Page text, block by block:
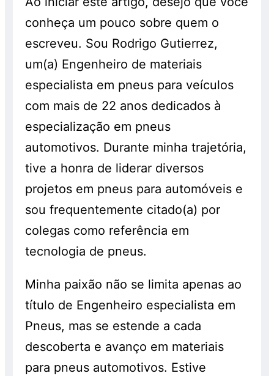
realizem os serviços de montagem,
balanceamento e alinhamento, os quais
serão cobrados à parte. Os pneus
também são vendidos separadamente e
sem a realização do serviço, pelo preço
normal, sem o desconto. Promoção válida
enquanto durarem os estoques. Consulte!
conheça um pouco sobre quem o
escreveu. Sou Rodrigo Gutierrez,
um(a) Engenheiro de materiais
especialista em pneus para veículos
com mais de 22 anos dedicados à
especialização em pneus
automotivos. Durante minha trajetória,
tive a honra de liderar diversos
projetos em pneus para automóveis e
sou frequentemente citado(a) por
colegas como referência em
tecnologia de pneus.
Minha paixão não se limita apenas ao
título de Engenheiro especialista em
Pneus, mas se estende a cada
descoberta e avanço em materiais
para pneus automotivos. Estive